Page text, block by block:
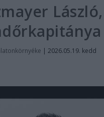
|2026.05.19. kedd